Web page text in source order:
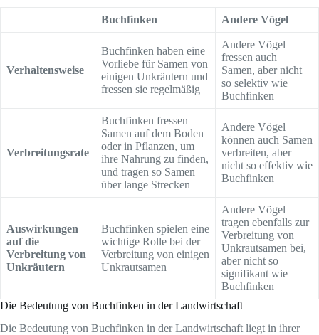
Buchfinken Andere Vögel
Verhaltensweise
Buchfinken haben eine
Vorliebe für Samen von
einigen Unkräutern und
fressen sie regelmäßig
Andere Vögel
fressen auch
Samen, aber nicht
so selektiv wie
Buchfinken
Verbreitungsrate
Buchfinken fressen
Samen auf dem Boden
oder in Pflanzen, um
ihre Nahrung zu finden,
und tragen so Samen
über lange Strecken
Andere Vögel
können auch Samen
verbreiten, aber
nicht so effektiv wie
Buchfinken
Auswirkungen
auf die
Verbreitung von
Unkräutern
Buchfinken spielen eine
wichtige Rolle bei der
Verbreitung von einigen
Unkrautsamen
Andere Vögel
tragen ebenfalls zur
Verbreitung von
Unkrautsamen bei,
aber nicht so
signifikant wie
Buchfinken
Die Bedeutung von Buchfinken in der Landwirtschaft
Die Bedeutung von Buchfinken in der Landwirtschaft liegt in ihrer